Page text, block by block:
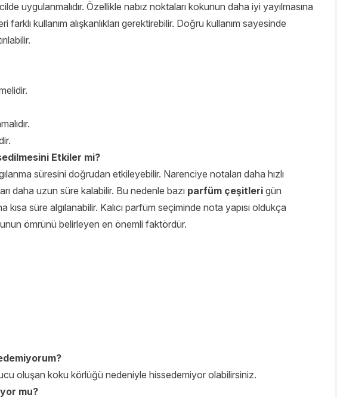
uygulanmalıdır. Özellikle nabız noktaları kokunun daha iyi yayılmasına
farklı kullanım alışkanlıkları gerektirebilir. Doğru kullanım sayesinde
Etkiler mi?
süresini doğrudan etkileyebilir. Narenciye notaları daha hızlı
daha uzun süre kalabilir. Bu nedenle bazı parfüm çeşitleri gün
kısa süre algılanabilir. Kalıcı parfüm seçiminde nota yapısı oldukça
ömrünü belirleyen en önemli faktördür.
oluşan koku körlüğü nedeniyle hissedemiyor olabilirsiniz.
mu?